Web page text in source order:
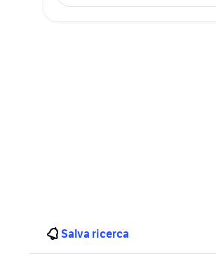
Salva ricerca